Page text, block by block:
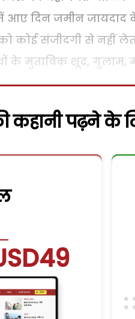
दिन जमीन जायदाद
संजीदगी से नहीं
के मुताबिक शूद्र,
कहानी पढ़ने के